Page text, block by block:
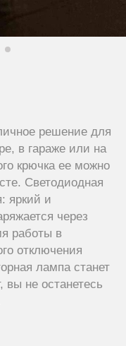
решение для
в гараже или на
крючка ее можно
Светодиодная
яркий и
через
работы в
отключения
лампа станет
не останетесь